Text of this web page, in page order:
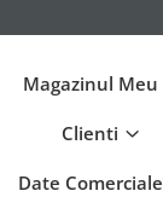
Magazinul Meu
Clienti
Date Comerciale